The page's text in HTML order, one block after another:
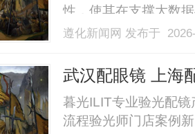
性，使其在支撑大数
性”与“性能”的关系，
模拟硬件设备，虚拟
遵化新闻网 发布于
武汉配眼镜 上海
暮光ILIT专业验光配
流程验光师门店案例